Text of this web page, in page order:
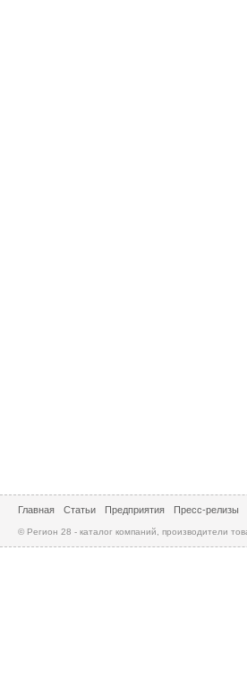
Главная Статьи Предприятия Пресс-релизы
© Регион 28 - каталог компаний, производители